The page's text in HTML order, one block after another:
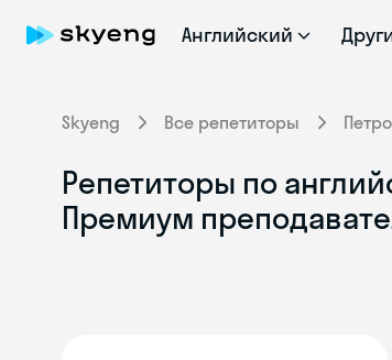
Английский
Skyeng Все репетиторы
Репетиторы по
Премиум